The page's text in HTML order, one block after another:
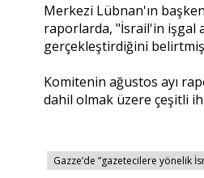
Merkezi Lübnan'ın
raporlarda, "İsrail'in işgal
gerçekleştirdiğini
Komitenin ağustos ayı
dahil olmak üzere çeşitli
Gazze’de ”gazetecilere yönelik